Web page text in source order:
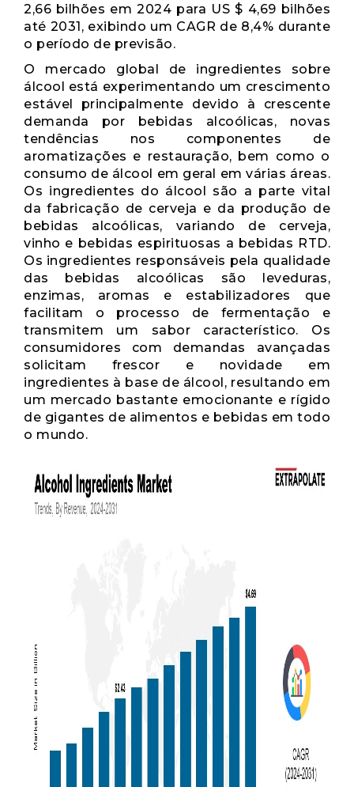
2,66 bilhões em 2024 para US $ 4,69 bilhões
até 2031, exibindo um CAGR de 8,4% durante
o período de previsão.
O mercado global de ingredientes sobre
álcool está experimentando um crescimento
estável principalmente devido à crescente
demanda por bebidas alcoólicas, novas
tendências nos componentes de
aromatizações e restauração, bem como o
consumo de álcool em geral em várias áreas.
Os ingredientes do álcool são a parte vital
da fabricação de cerveja e da produção de
bebidas alcoólicas, variando de cerveja,
vinho e bebidas espirituosas a bebidas RTD.
Os ingredientes responsáveis ​​pela qualidade
das bebidas alcoólicas são leveduras,
enzimas, aromas e estabilizadores que
facilitam o processo de fermentação e
transmitem um sabor característico. Os
consumidores com demandas avançadas
solicitam frescor e novidade em
ingredientes à base de álcool, resultando em
um mercado bastante emocionante e rígido
de gigantes de alimentos e bebidas em todo
o mundo.